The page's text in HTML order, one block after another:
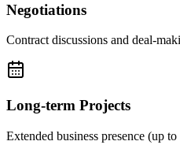
Negotiations
Contract discussions and deal-
Long-term Projects
Extended business presence (up